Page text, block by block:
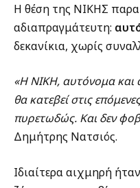
Η θέση της ΝΙΚΗΣ
αδιαπραγμάτευτη:
δεκανίκια, χωρίς
«Η ΝΙΚΗ, αυτόνομα και
θα κατεβεί στις
πυρετωδώς. Και δεν
Δημήτρης Νατσιός.
Ιδιαίτερα αιχμηρή